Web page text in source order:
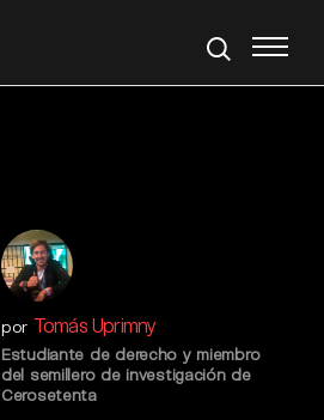
por Tomás Uprimny
Estudiante de derecho y miembro
del semillero de investigación de
Cerosetenta